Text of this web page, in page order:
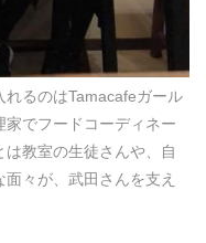
れるのはTamacafeガール
家でフードコーディネー
教室の生徒さんや、自
々が、武田さんを支え